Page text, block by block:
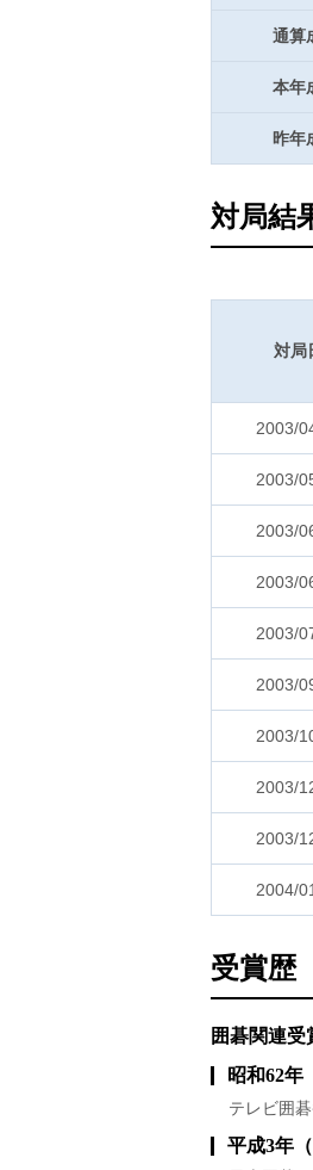
通算
本年
昨年
対局結
対局
2003/
2003/
2003/
2003/
2003/
2003/
2003/
2003/
2003/
2004/
受賞歴
囲碁関連受
昭和62年
テレビ囲
平成3年（